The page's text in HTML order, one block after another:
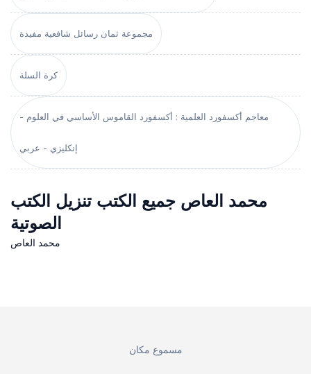
مجموعة ثمان رسائل شافعية مفيدة
كرة السلة
معاجم أكسفورد العلمية : أكسفورد القاموس الأساسي في العلوم -
إنكليزي - عربي
محمد العاص جميع الكتب تنزيل الكتب
الصوتية
محمد العاص
مسموع مكان